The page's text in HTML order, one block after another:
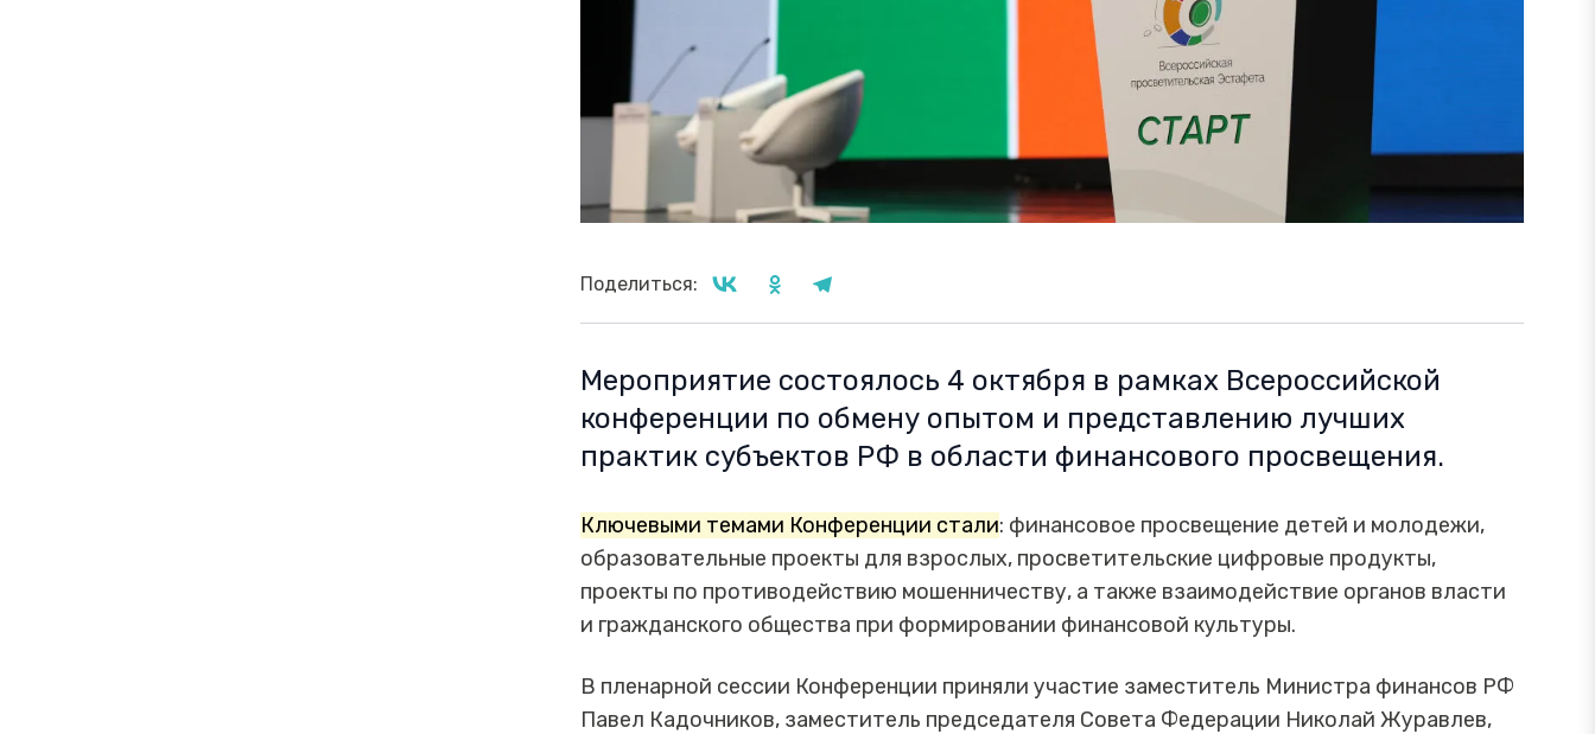
Поделиться:
Мероприятие состоялось 4 октября в рамках Всероссийской
конференции по обмену опытом и представлению лучших
практик субъектов РФ в области финансового просвещения.
Ключевыми темами Конференции стали: финансовое просвещение детей и молодежи,
образовательные проекты для взрослых, просветительские цифровые продукты,
проекты по противодействию мошенничеству, а также взаимодействие органов власти
и гражданского общества при формировании финансовой культуры.
В пленарной сессии Конференции приняли участие заместитель Министра финансов РФ
Павел Кадочников, заместитель председателя Совета Федерации Николай Журавлев,